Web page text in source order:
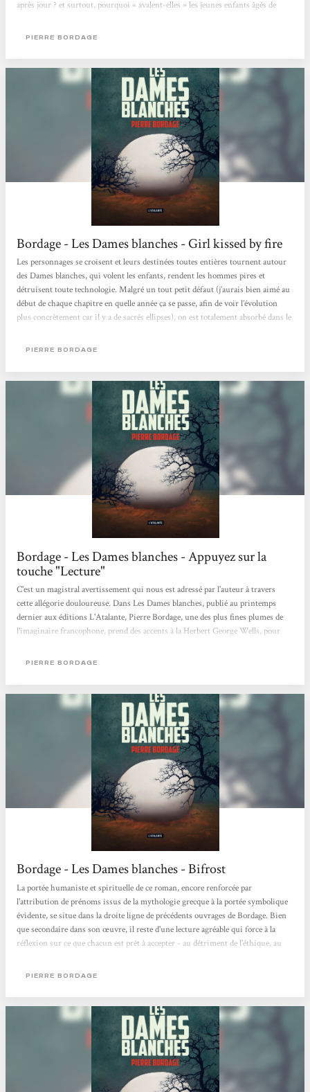
après jour ? et surtout, pourquoi « avalent-elles » les jeunes enfants âgés de
coeur !! Cette découverte des romans, déjà nombreux de l’auteur français...
PIERRE BORDAGE
Bordage - Les Dames blanches - Girl kissed by fire
Les personnages se croisent et leurs destinées toutes entières tournent autour
des Dames blanches, qui volent les enfants, rendent les hommes pires et
détruisent toute technologie. Malgré un tout petit défaut (j’aurais bien aimé au
début de chaque chapitre en quelle année ça se passe, afin de voir l’évolution
plus concrètement car il y a de sacrés ellipses), on est totalement absorbé dans le
on se demande également comment on pourrait réagir dans cette situation....
PIERRE BORDAGE
Bordage - Les Dames blanches - Appuyez sur la
touche "Lecture"
C'est un magistral avertissement qui nous est adressé par l'auteur à travers
cette allégorie douloureuse. Dans Les Dames blanches, publié au printemps
dernier aux éditions L'Atalante, Pierre Bordage, une des plus fines plumes de
l'imaginaire francophone, prend des accents à la Herbert George Wells, pour
belligérant : notre monde à nous, auto-destructeur et motivé par des
très dur, violent, difficile sur un plan émotionnel,...
PIERRE BORDAGE
Bordage - Les Dames blanches - Bifrost
La portée humaniste et spirituelle de ce roman, encore renforcée par
l'attribution de prénoms issus de la mythologie grecque à la portée symbolique
évidente, se situe dans la droite ligne de précédents ouvrages de Bordage. Bien
que secondaire dans son œuvre, il reste d'une lecture agréable qui force à la
réflexion sur ce que chacun est prêt à accepter - au détriment de l'éthique, au
PIERRE BORDAGE